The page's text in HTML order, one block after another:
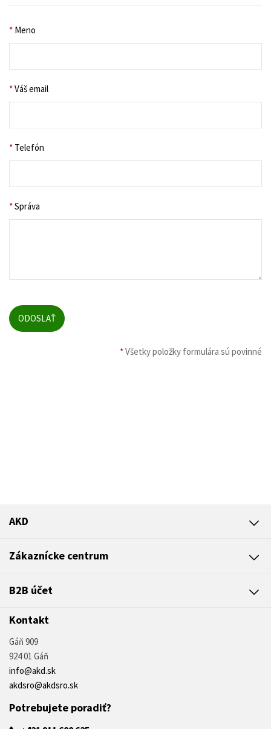
* Meno
*Váš email
* Telefón
*Správa
*Všetky položky formulára sú povinné
AKD
Zákaznícke centrum
B2B účet
Kontakt
Gáň 909
924 01 Gáň
info@akd.sk
akdsro@akdsro.sk
Potrebujete poradiť?